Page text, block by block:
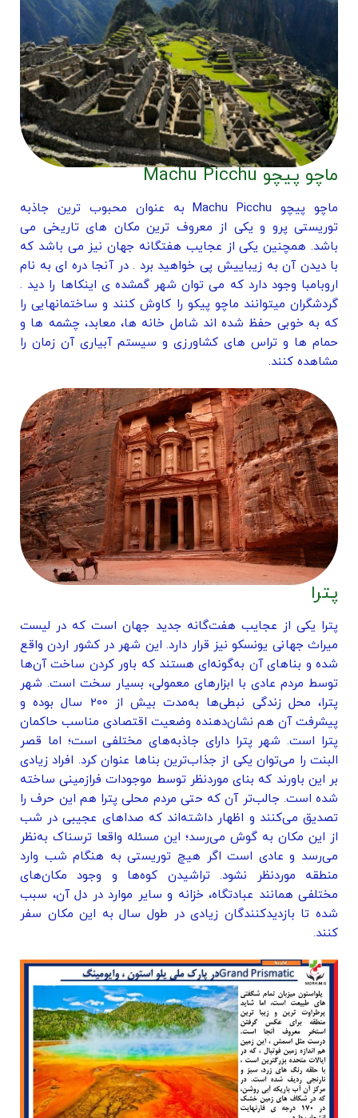
ماچو پیچو Machu Picchu
ماچو پیچو Machu Picchu به عنوان محبوب ترین جاذبه
توریستی پرو و ​​یکی از معروف ترین مکان های تاریخی می
باشد. همچنین یکی از عجایب هفتگانه جهان نیز می باشد که
با دیدن آن به زیباییش پی خواهید برد . در آنجا دره ای به نام
اروبامبا وجود دارد که می توان شهر گمشده ی اینکاها را دید .
گردشگران میتوانند ماچو پیکو را کاوش کنند و ساختمانهایی را
که به خوبی حفظ شده اند شامل خانه ها، معابد، چشمه ها و
حمام ها و تراس های کشاورزی و سیستم آبیاری آن زمان را
مشاهده کنند.
پترا
پترا یکی از عجایب هفت‌گانه جدید جهان است که در لیست
میراث جهانی یونسکو نیز قرار دارد. این شهر در کشور اردن واقع
شده و بناهای آن به‌گونه‌ای هستند که باور کردن ساخت آن‌ها
توسط مردم عادی با ابزارهای معمولی، بسیار سخت است. شهر
پترا، محل زندگی نبطی‌ها به‌مدت بیش از ۲۰۰ سال بوده و
پیشرفت آن هم نشان‌دهنده وضعیت اقتصادی مناسب حاکمان
پترا است. شهر پترا دارای جاذبه‌های مختلفی است؛ اما قصر
البنت را می‌توان یکی از جذاب‌ترین بناها عنوان کرد. افراد زیادی
بر این باورند که بنای موردنظر توسط موجودات فرازمینی ساخته
شده است. جالب‌تر آن که حتی مردم محلی پترا هم این حرف را
تصدیق می‌کنند و اظهار داشته‌اند که صداهای عجیبی در شب
از این مکان به گوش می‌رسد؛ این مسئله واقعا ترسناک به‌نظر
می‌رسد و عادی است اگر هیچ توریستی به هنگام شب وارد
منطقه موردنظر نشود. تراشیدن کوه‌ها و وجود مکان‌های
مختلفی همانند عبادتگاه، خزانه و سایر موارد در دل آن، سبب
شده تا بازدیدکنندگان زیادی در طول سال به این مکان سفر
کنند.